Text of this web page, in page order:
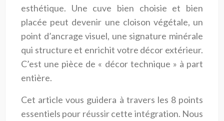
esthétique. Une cuve bien choisie et bien
placée peut devenir une cloison végétale, un
point d’ancrage visuel, une signature minérale
qui structure et enrichit votre décor extérieur.
C’est une pièce de « décor technique » à part
entière.
Cet article vous guidera à travers les 8 points
essentiels pour réussir cette intégration. Nous